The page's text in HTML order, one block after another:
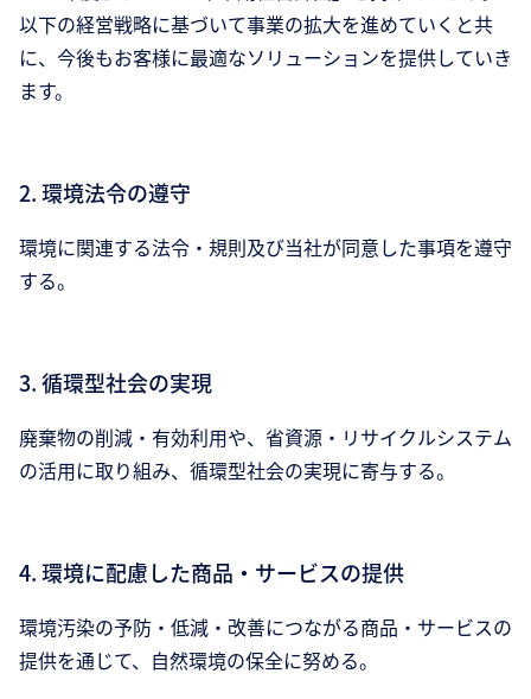
以下の経営戦略に基づいて事業の拡大を進めていくと共
に、今後もお客様に最適なソリューションを提供していき
ます。
2. 環境法令の遵守
環境に関連する法令・規則及び当社が同意した事項を遵守
する。
3. 循環型社会の実現
廃棄物の削減・有効利用や、省資源・リサイクルシステム
の活用に取り組み、循環型社会の実現に寄与する。
4. 環境に配慮した商品・サービスの提供
環境汚染の予防・低減・改善につながる商品・サービスの
提供を通じて、自然環境の保全に努める。